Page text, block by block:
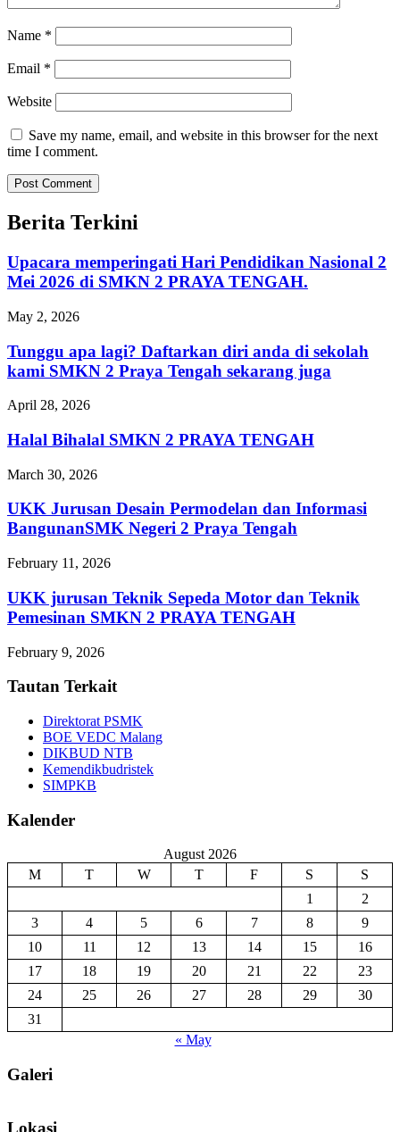
Name *
Email *
Website
Save my name, email, and website in this browser for the next
time I comment.
Berita Terkini
Upacara memperingati Hari Pendidikan Nasional 2
Mei 2026 di SMKN 2 PRAYA TENGAH.
May 2, 2026
Tunggu apa lagi? Daftarkan diri anda di sekolah
kami SMKN 2 Praya Tengah sekarang juga
April 28, 2026
Halal Bihalal SMKN 2 PRAYA TENGAH
March 30, 2026
UKK Jurusan Desain Permodelan dan Informasi
BangunanSMK Negeri 2 Praya Tengah
February 11, 2026
UKK jurusan Teknik Sepeda Motor dan Teknik
Pemesinan SMKN 2 PRAYA TENGAH
February 9, 2026
Tautan Terkait
Direktorat PSMK
BOE VEDC Malang
DIKBUD NTB
Kemendikbudristek
SIMPKB
Kalender
August 2026
M
T W T F S
S
1
2
3
4 5 6 7 8
9
10
11 12 13 14 15
16
17
18 19 20 21 22
23
24
25 26 27 28 29
30
31
« May
Galeri
Lokasi